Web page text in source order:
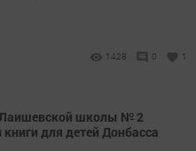
1428 0 1
школы № 2
книги для детей Донбасса